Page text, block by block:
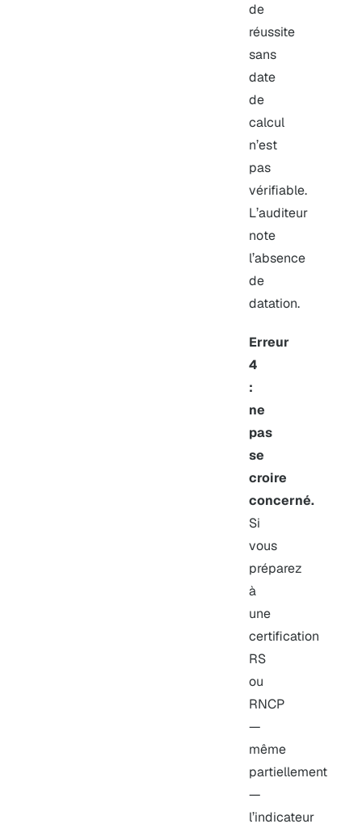
de
réussite
sans
date
de
calcul
n’est
pas
vérifiable.
L’auditeur
note
l’absence
de
datation.
Erreur
4
:
ne
pas
se
croire
concerné.
Si
vous
préparez
à
une
certification
RS
ou
RNCP
—
même
partiellement
—
l’indicateur